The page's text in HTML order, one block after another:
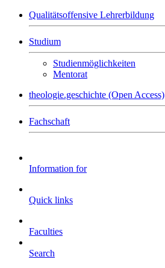
Qualitätsoffensive Lehrerbildung
Studium
Studienmöglichkeiten
Mentorat
theologie.geschichte (Open Access)
Fachschaft
Information for
Quick links
Faculties
Search